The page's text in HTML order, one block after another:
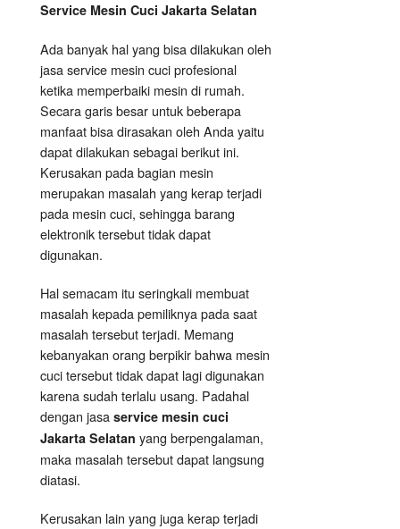
Service Mesin Cuci Jakarta Selatan
Ada banyak hal yang bisa dilakukan oleh
jasa service mesin cuci profesional
ketika memperbaiki mesin di rumah.
Secara garis besar untuk beberapa
manfaat bisa dirasakan oleh Anda yaitu
dapat dilakukan sebagai berikut ini.
Kerusakan pada bagian mesin
merupakan masalah yang kerap terjadi
pada mesin cuci, sehingga barang
elektronik tersebut tidak dapat
digunakan.
Hal semacam itu seringkali membuat
masalah kepada pemiliknya pada saat
masalah tersebut terjadi. Memang
kebanyakan orang berpikir bahwa mesin
cuci tersebut tidak dapat lagi digunakan
karena sudah terlalu usang. Padahal
dengan jasa service mesin cuci
Jakarta Selatan yang berpengalaman,
maka masalah tersebut dapat langsung
diatasi.
Kerusakan lain yang juga kerap terjadi